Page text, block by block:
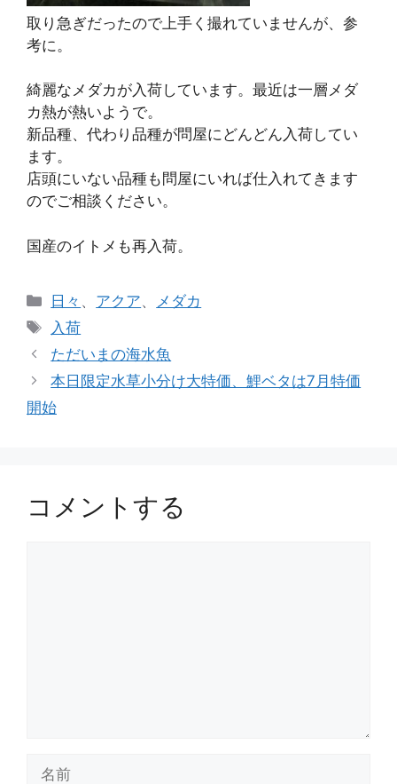
取り急ぎだったので上手く撮れていませんが、参
考に。
綺麗なメダカが入荷しています。最近は一層メダ
カ熱が熱いようで。
新品種、代わり品種が問屋にどんどん入荷してい
ます。
店頭にいない品種も問屋にいれば仕入れてきます
のでご相談ください。
国産のイトメも再入荷。
カ
テ
ゴ
リ
ー
日々 、 アクア、
メダカ
タ
グ
入荷
ただいまの海水魚
本日限定水草小分け大特価、鯉ベタは7月特価
開始
コメントする